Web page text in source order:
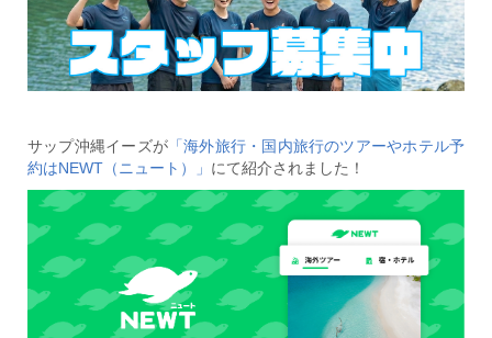
サップ沖縄イーズが 「海外旅行・国内旅行のツアーやホテル予
約はNEWT（ニュート）」 にて紹介されました！